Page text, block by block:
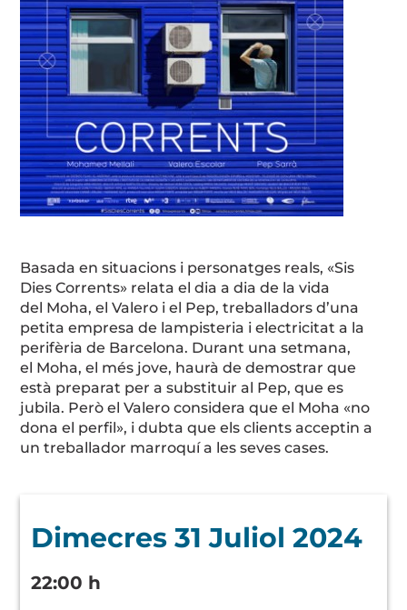
Basada en situacions i personatges reals, «Sis
Dies Corrents» relata el dia a dia de la vida
del Moha, el Valero i el Pep, treballadors d’una
petita empresa de lampisteria i electricitat a la
perifèria de Barcelona. Durant una setmana,
el Moha, el més jove, haurà de demostrar que
està preparat per a substituir al Pep, que es
jubila. Però el Valero considera que el Moha «no
dona el perfil», i dubta que els clients acceptin a
un treballador marroquí a les seves cases.
Dimecres 31 Juliol 2024
22:00 h